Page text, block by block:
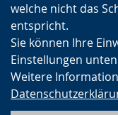
welche nicht das
entspricht.
Sie können Ihre
Einstellungen
Weitere